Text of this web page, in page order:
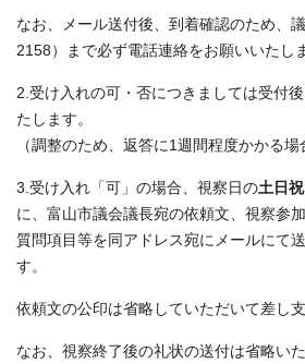
なお、メール送付後、到着確認のため、
2158）まで必ず電話連絡をお願いいたし
2.受け入れの可・否につきましては受付
たします。
（調整のため、返答に1週間程度かかる場
3.受け入れ「可」の場合、視察日の土日
に、富山市議会議長宛の依頼文、視察参
質問項目等を同アドレス宛にメールにて
す。
依頼文の公印は省略していただいて差し支
なお、視察終了後の礼状の送付は省略い